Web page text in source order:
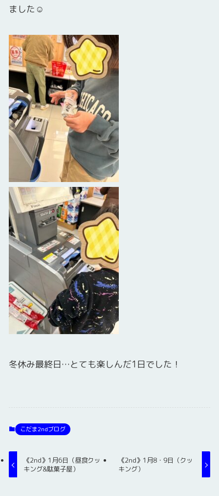
ました☺
冬休み最終日…とても楽しんだ1日でした！
こだま2ndブログ
《2nd》1月6日（昼食クッ
キング&駄菓子屋）
《2nd》1月8・9日（クッ
キング）